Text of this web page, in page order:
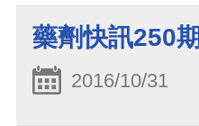
藥劑快訊250期
2016/10/31